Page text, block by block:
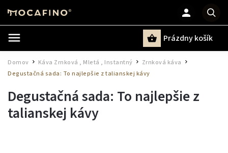
Prázdny košík
Domov Káva Zrnková , Mletá , Instantný Zrnková káva
Degustačná sada: To najlepšie z talianskej kávy
Degustačná sada: To najlepšie z
talianskej kávy